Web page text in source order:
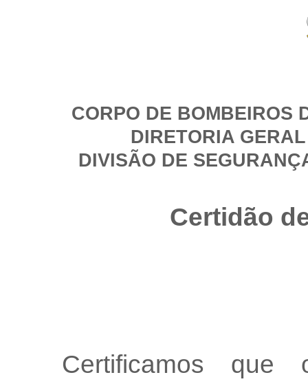
CORPO DE BOMBEIROS
DIRETORIA
DIVISÃO DE
Certidão
Certificamos